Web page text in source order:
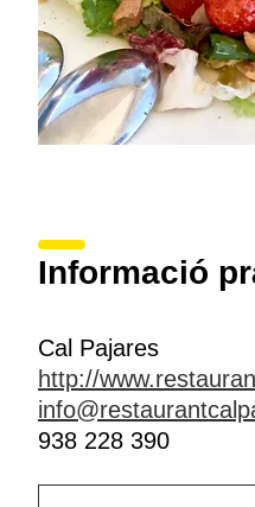
Informació
Cal Pajares
http://
938 228 390